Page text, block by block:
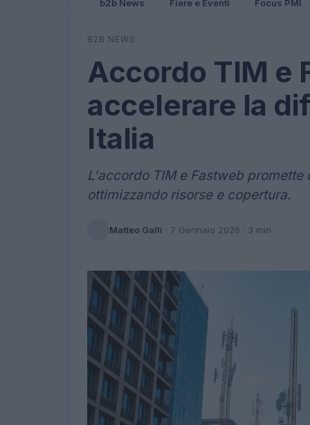
b2b News Fiere e Eventi Focus PMI
B2B NEWS
Accordo TIM e
accelerare la
Italia
L'accordo TIM e Fastweb
ottimizzando risorse e copertura.
Matteo Galli · 7 Gennaio 2026 · 3 min